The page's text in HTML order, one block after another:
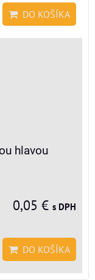
DO KOŠÍKA
hlavou
0,05 € s DPH
DO KOŠÍKA